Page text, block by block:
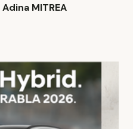
Adina MITREA